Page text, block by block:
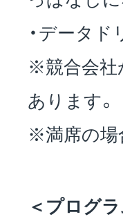
・データ
※競合会社
あります。
※満席の場
＜プログ